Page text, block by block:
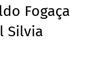
Fogaça
Silvia